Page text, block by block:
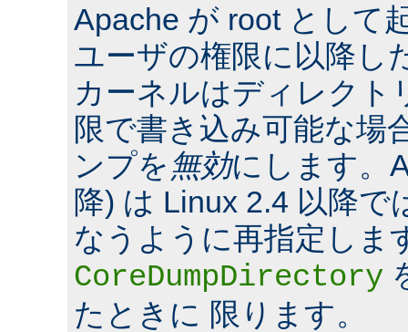
Apache が root として
ユーザの権限に以降し
カーネルはディレクト
限で書き込み可能な場
ンプを無効にします。
降) は Linux 2.4 以降で
なうように再指定しま
CoreDumpDirectory
たときに 限ります。